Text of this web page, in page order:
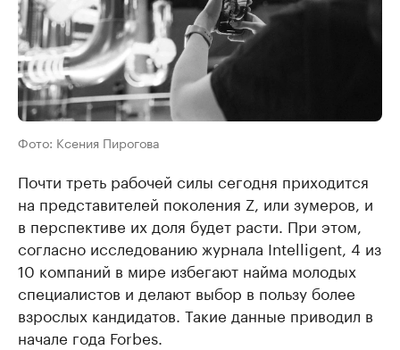
Фото: Ксения Пирогова
Почти треть рабочей силы сегодня приходится
на представителей поколения Z, или зумеров, и
в перспективе их доля будет расти. При этом,
согласно исследованию журнала Intelligent, 4 из
10 компаний в мире избегают найма молодых
специалистов и делают выбор в пользу более
взрослых кандидатов. Такие данные приводил в
начале года Forbes.